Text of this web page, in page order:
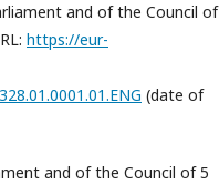
and of the Council of
https://eur-
(date of
and of the Council of 5